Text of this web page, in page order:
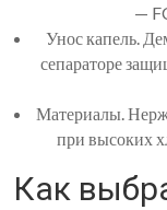
—
Унос капель.
сепараторе
Материалы.
при высоких
Как